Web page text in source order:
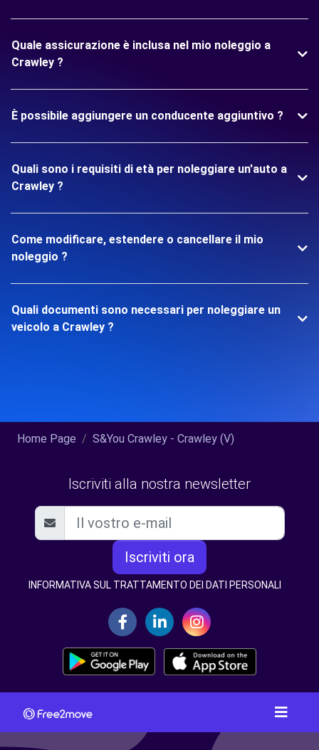
Quale assicurazione è inclusa nel mio noleggio a
Crawley ?
È possibile aggiungere un conducente aggiuntivo ?
Quali sono i requisiti di età per noleggiare un'auto a
Crawley ?
Come modificare, estendere o cancellare il mio
noleggio ?
Quali documenti sono necessari per noleggiare un
veicolo a Crawley ?
Home Page S&You Crawley - Crawley (V)
Iscriviti alla nostra newsletter
Iscriviti ora
INFORMATIVA SUL TRATTAMENTO DEI DATI PERSONALI